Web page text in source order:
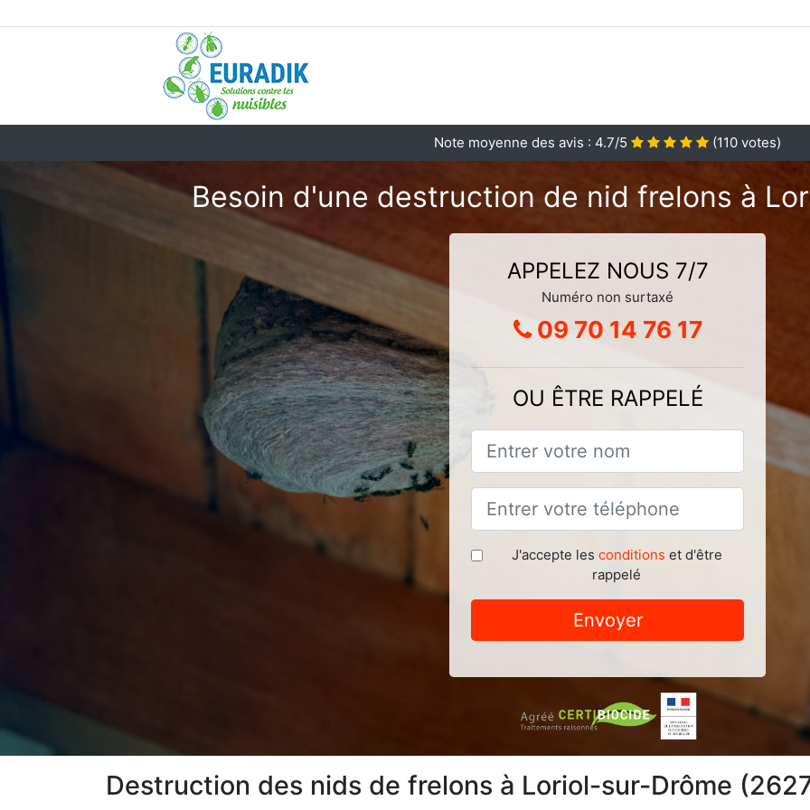
Note moyenne des avis : 4.7/5 (110 votes)
Besoin d'une destruction de nid frelons à
APPELEZ NOUS 7/7
Numéro non surtaxé
09 70 14 76 17
OU ÊTRE RAPPELÉ
J'accepte les conditions et d'être
rappelé
Envoyer
Destruction des nids de frelons à Loriol-sur-Drôme